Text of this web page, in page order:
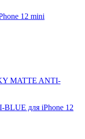
12 mini
для iPhone 12